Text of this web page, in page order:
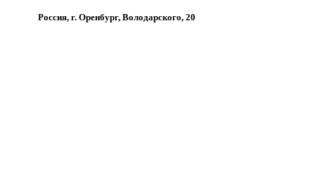
Россия, г. Оренбург, Володарского, 20